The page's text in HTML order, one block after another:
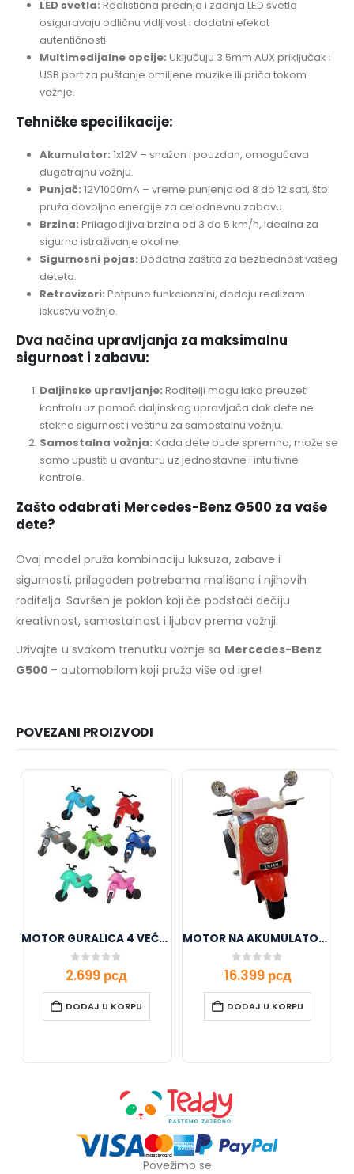
LED svetla: Realistična prednja i zadnja LED svetla
osiguravaju odličnu vidljivost i dodatni efekat
autentičnosti.
Multimedijalne opcije: Uključuju 3.5mm AUX priključak i
USB port za puštanje omiljene muzike ili priča tokom
vožnje.
Tehničke specifikacije:
Akumulator: 1x12V – snažan i pouzdan, omogućava
dugotrajnu vožnju.
Punjač: 12V1000mA – vreme punjenja od 8 do 12 sati, što
pruža dovoljno energije za celodnevnu zabavu.
Brzina: Prilagodljiva brzina od 3 do 5 km/h, idealna za
sigurno istraživanje okoline.
Sigurnosni pojas: Dodatna zaštita za bezbednost vašeg
deteta.
Retrovizori: Potpuno funkcionalni, dodaju realizam
iskustvu vožnje.
Dva načina upravljanja za maksimalnu
sigurnost i zabavu:
Daljinsko upravljanje: Roditelji mogu lako preuzeti
kontrolu uz pomoć daljinskog upravljača dok dete ne
stekne sigurnost i veštinu za samostalnu vožnju.
Samostalna vožnja: Kada dete bude spremno, može se
samo upustiti u avanturu uz jednostavne i intuitivne
kontrole.
Zašto odabrati Mercedes-Benz G500 za vaše
dete?
Ovaj model pruža kombinaciju luksuza, zabave i
sigurnosti, prilagođen potrebama mališana i njihovih
roditelja. Savršen je poklon koji će podstaći dečiju
kreativnost, samostalnost i ljubav prema vožnji.
Uživajte u svakom trenutku vožnje sa Mercedes-Benz
G500 – automobilom koji pruža više od igre!
POVEZANI PROIZVODI
MOTOR GURALICA 4 VEĆA 110752
0 out of 5
2.699 рсд
DODAJ U KORPU
MOTOR NA AKUMULATOR CRVENI 11/1401-1
0 out of 5
16.399 рсд
DODAJ U KORPU
Povežimo se